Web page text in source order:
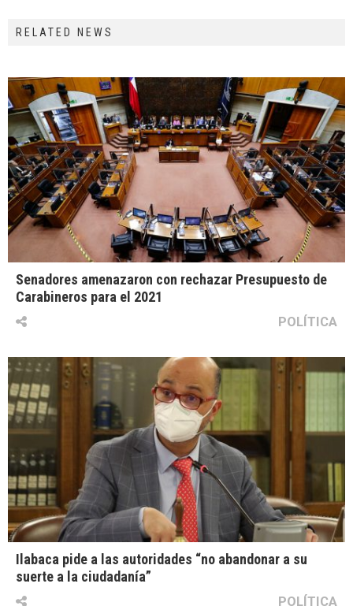
RELATED NEWS
Senadores amenazaron con rechazar Presupuesto de
Carabineros para el 2021
POLÍTICA
Ilabaca pide a las autoridades “no abandonar a su
suerte a la ciudadanía”
POLÍTICA